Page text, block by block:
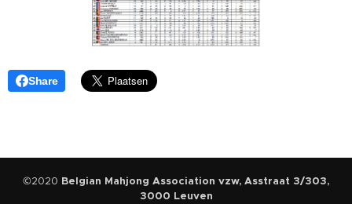
Share
©2020 Belgian Mahjong Association vzw, Asstraat 3/303,
3000 Leuven